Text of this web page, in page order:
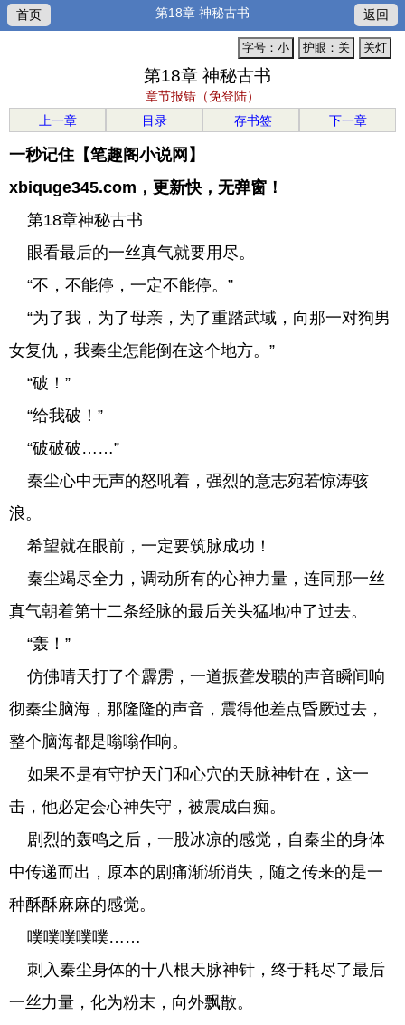
首页 第18章 神秘古书 返回
关灯
护眼：关
字号：小
第18章 神秘古书
章节报错（免登陆）
上一章
目录 存书签 下一章
一秒记住【笔趣阁小说网】
xbiquge345.com，更新快，无弹窗！
第18章神秘古书
眼看最后的一丝真气就要用尽。
“不，不能停，一定不能停。”
“为了我，为了母亲，为了重踏武域，向那一对狗男
女复仇，我秦尘怎能倒在这个地方。”
“破！”
“给我破！”
“破破破……”
秦尘心中无声的怒吼着，强烈的意志宛若惊涛骇
浪。
希望就在眼前，一定要筑脉成功！
秦尘竭尽全力，调动所有的心神力量，连同那一丝
真气朝着第十二条经脉的最后关头猛地冲了过去。
“轰！”
仿佛晴天打了个霹雳，一道振聋发聩的声音瞬间响
彻秦尘脑海，那隆隆的声音，震得他差点昏厥过去，
整个脑海都是嗡嗡作响。
如果不是有守护天门和心穴的天脉神针在，这一
击，他必定会心神失守，被震成白痴。
剧烈的轰鸣之后，一股冰凉的感觉，自秦尘的身体
中传递而出，原本的剧痛渐渐消失，随之传来的是一
种酥酥麻麻的感觉。
噗噗噗噗噗……
刺入秦尘身体的十八根天脉神针，终于耗尽了最后
一丝力量，化为粉末，向外飘散。